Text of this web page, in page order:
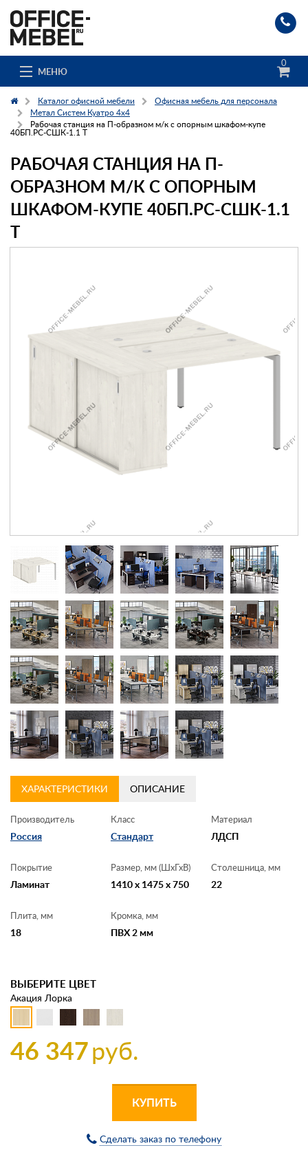
МЕНЮ
0
О компании
Доставка и сборка
Контакты
Каталог офисной мебели
Офисная мебель для персонала
Метал Систем Куатро 4х4
Рабочая станция на П-образном м/к с опорным шкафом-купе
40БП.РС-СШК-1.1 Т
РАБОЧАЯ СТАНЦИЯ НА П-
ОБРАЗНОМ М/К С ОПОРНЫМ
ШКАФОМ-КУПЕ 40БП.РС-СШК-1.1
Т
ХАРАКТЕРИСТИКИ ОПИСАНИЕ
Производитель
Россия
Класс
Стандарт
Материал
ЛДСП
Покрытие
Ламинат
Размер, мм (ШхГхВ)
1410 x 1475 x 750
Столешница, мм
22
Плита, мм
18
Кромка, мм
ПВХ 2 мм
ВЫБЕРИТЕ ЦВЕТ
Акация Лорка
46 347руб.
КУПИТЬ
Сделать заказ по телефону